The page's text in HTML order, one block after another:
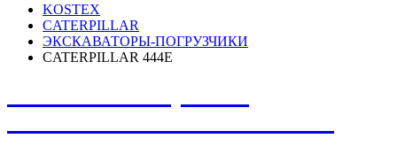
KOSTEX
CATERPILLAR
ЭКСКАВАТОРЫ-ПОГРУЗЧИКИ
CATERPILLAR 444E